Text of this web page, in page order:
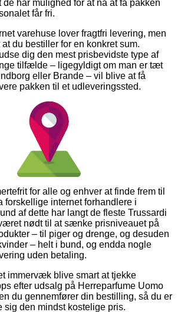
de har mulighed for at nå at få pakken
får fri.
varehuse lover fragtfri levering, men
du bestiller for en konkret sum.
dig den mest prisbevidste type af
tilfælde – ligegyldigt om man er tæt
eller Brande – vil blive at få
pakken til et udleveringssted.
for alle og enhver at finde frem til
forskellige internet forhandlere i
af dette har langt de fleste Trussardi
nødt til at sænke prisniveauet på
– til piger og drenge, og desuden
– helt i bund, og endda nogle
uden betaling.
immervæk blive smart at tjekke
efter udsalg på Herreparfume Uomo
du gennemfører din bestilling, så du er
sig den mindst kostelige pris.